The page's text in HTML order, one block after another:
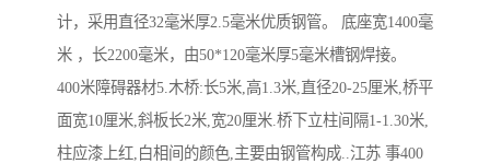
计，采用直径32毫米厚2.5毫米优质钢管。 底座宽1400毫
米 ，长2200毫米，由50*120毫米厚5毫米槽钢焊接。
400米障碍器材5.木桥:长5米,高1.3米,直径20-25厘米,桥平
面宽10厘米,斜板长2米,宽20厘米.桥下立柱间隔1-1.30米,
柱应漆上红,白相间的颜色,主要由钢管构成..江苏 事400